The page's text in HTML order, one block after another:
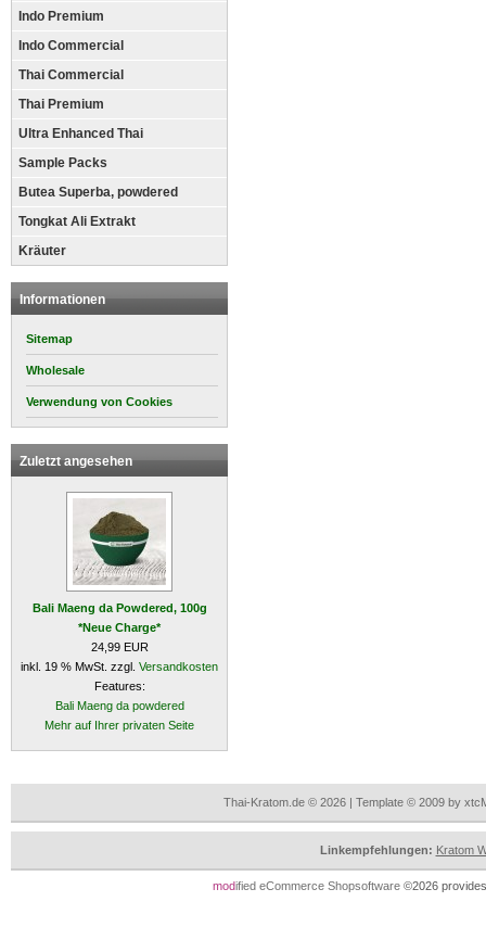
Indo Premium
Indo Commercial
Thai Commercial
Thai Premium
Ultra Enhanced Thai
Sample Packs
Butea Superba, powdered
Tongkat Ali Extrakt
Kräuter
Informationen
Sitemap
Wholesale
Verwendung von Cookies
Zuletzt angesehen
Bali Maeng da Powdered, 100g
*Neue Charge*
24,99 EUR
inkl. 19 % MwSt. zzgl. Versandkosten
Features:
Bali Maeng da powdered
Mehr auf Ihrer privaten Seite
Thai-Kratom.de © 2026 | Template © 2009 by
Linkempfehlungen: Kratom
modified eCommerce Shopsoftware©2026